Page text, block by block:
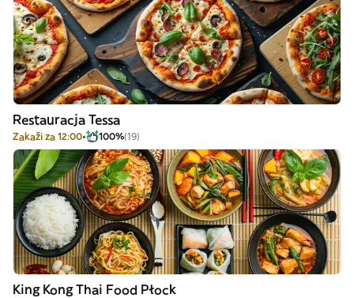
Restauracja Tessa
Zakaži za 12:00 100%(19)
King Kong Thai Food Płock